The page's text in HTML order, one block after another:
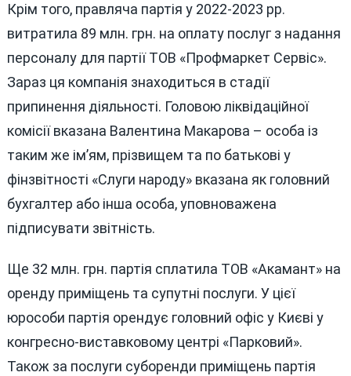
Крім того, правляча партія у 2022-2023 рр.
витратила 89 млн. грн. на оплату послуг з надання
персоналу для партії ТОВ «Профмаркет Сервіс».
Зараз ця компанія знаходиться в стадії
припинення діяльності. Головою ліквідаційної
комісії вказана Валентина Макарова – особа із
таким же ім’ям, прізвищем та по батькові у
фінзвітності «Слуги народу» вказана як головний
бухгалтер або інша особа, уповноважена
підписувати звітність.
Ще 32 млн. грн. партія сплатила ТОВ «Акамант» на
оренду приміщень та супутні послуги. У цієї
юрособи партія орендує головний офіс у Києві у
конгресно-виставковому центрі «Парковий».
Також за послуги суборенди приміщень партія